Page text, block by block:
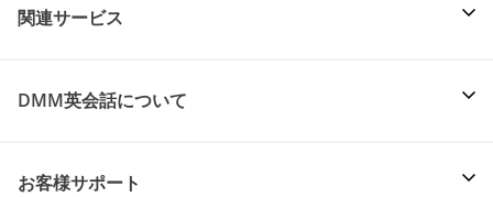
関連サービス
DMM英会話について
お客様サポート